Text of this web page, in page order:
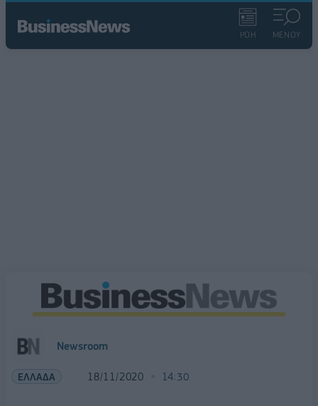
ΡΟΗ ΜΕΝΟΥ
Newsroom
ΕΛΛΑΔΑ 18/11/2020 14:30